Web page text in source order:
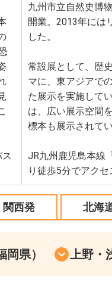
九州市立自然史博
開業。2013年には
した。
常設展として、歴
マに、東アジアで
た展示を実施して
は、広い展示空間
標本も展示されてい
JR九州鹿児島本線
り徒歩5分でアクセ
関西発 北海
県） 上野・